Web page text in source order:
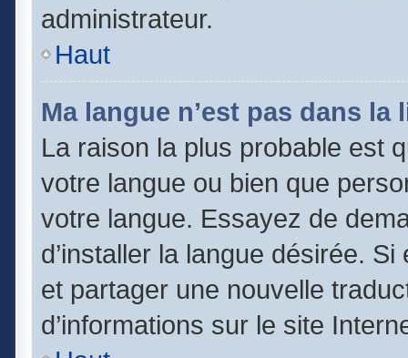
administrateur.
Haut
Ma langue n’est pas dans la
La raison la plus probable est
votre langue ou bien que
votre langue. Essayez de
d’installer la langue désirée.
et partager une nouvelle
d’informations sur le site